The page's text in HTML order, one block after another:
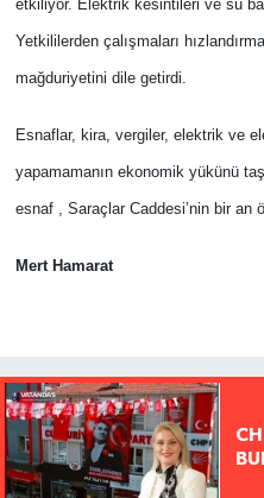
etkiliyor. Elektrik kesintileri ve su
Yetkililerden çalışmaları
mağduriyetini dile getirdi.
Esnaflar, kira, vergiler, elektrik ve
yapamamanın ekonomik yükünü
esnaf , Saraçlar Caddesi’nin bir an
Mert Hamarat